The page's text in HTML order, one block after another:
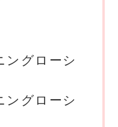
ングローシ
ングローシ